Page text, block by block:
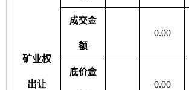
矿业权
出让
成交金
额
0.00
底价金
0.00